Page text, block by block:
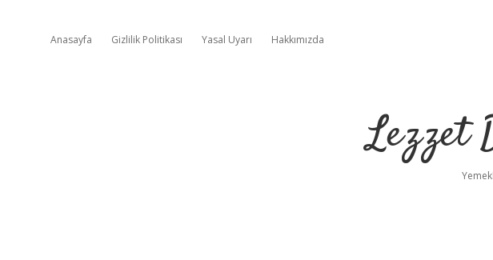
Anasayfa Gizlilik Politikası Yasal Uyarı Hakkımızda
Lezzet